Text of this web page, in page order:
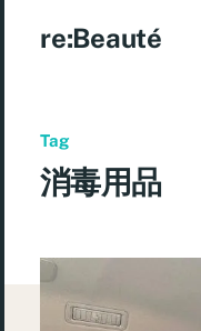
re:Beauté
Tag
消毒用品